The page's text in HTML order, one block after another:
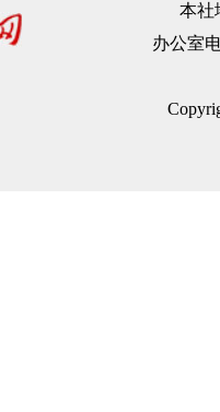
本社
办公室